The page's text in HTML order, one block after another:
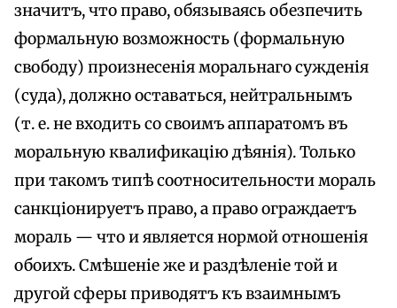
значитъ, что право, обязываясь обезпечить
формальную возможность (формальную
свободу) произнесенія моральнаго сужденія
(суда), должно оставаться, нейтральнымъ
(т. е. не входить со своимъ аппаратомъ въ
моральную квалификацію дѣянія). Только
при такомъ типѣ соотносительности мораль
санкціонируетъ право, а право ограждаетъ
мораль — что и является нормой отношенія
обоихъ. Смѣшеніе же и раздѣленіе той и
другой сферы приводятъ къ взаимнымъ